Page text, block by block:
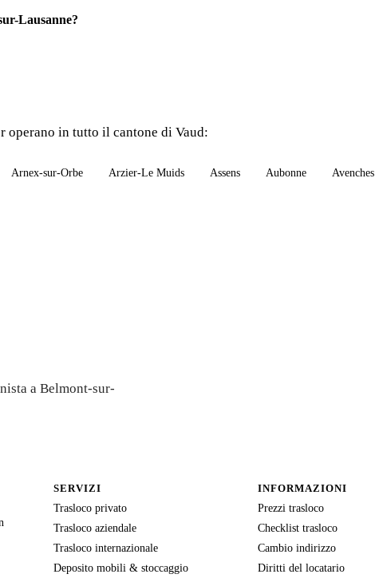
Lausanne?
operano in tutto il cantone di Vaud:
Arnex-sur-Orbe Arzier-Le Muids Assens Aubonne Avenches
a Belmont-sur-
SERVIZI
Trasloco privato
Trasloco aziendale
Trasloco internazionale
Deposito mobili & stoccaggio
INFORMAZIONI
Prezzi trasloco
Checklist trasloco
Cambio indirizzo
Diritti del locatario